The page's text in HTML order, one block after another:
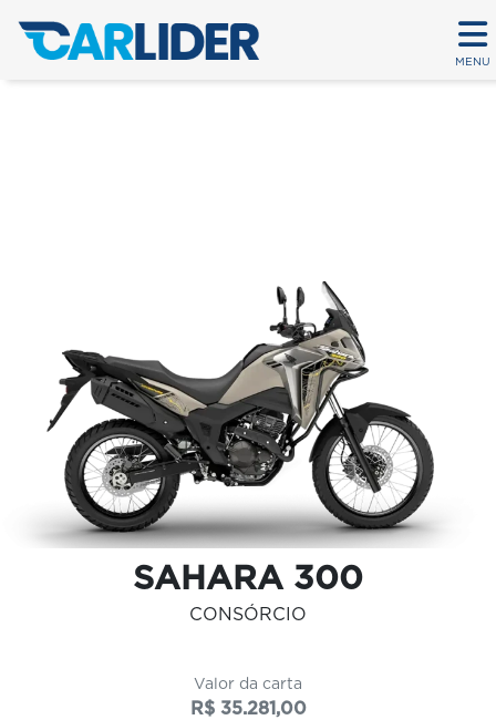
MENU
SAHARA 300
CONSÓRCIO
Valor da carta
R$ 35.281,00